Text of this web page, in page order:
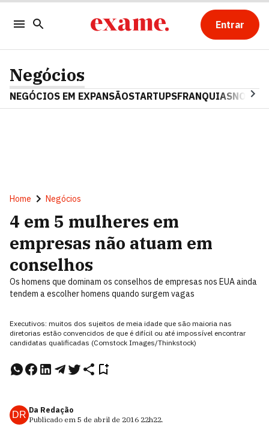
Entrar
Negócios
NEGÓCIOS EM EXPANSÃOSTARTUPSFRANQUIAS
Home Negócios
4 em 5 mulheres em
empresas não atuam em
conselhos
Os homens que dominam os conselhos de empresas nos EUA ainda
tendem a escolher homens quando surgem vagas
Executivos: muitos dos sujeitos de meia idade que são maioria nas
diretorias estão convencidos de que é difícil ou até impossível encontrar
candidatas qualificadas (Comstock Images/Thinkstock)
DR Da Redação
Publicado em 5 de abril de 2016 22h22.